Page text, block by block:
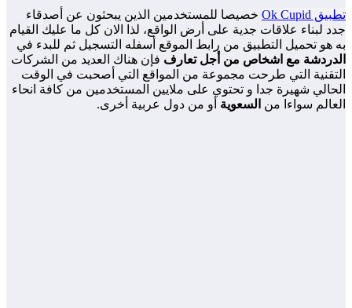
تطبيق Ok Cupid
خصيصا للمستخدمين الذين يبحثون عن أصدقاء
جدد لبناء علاقات جدية على أرض الواقع، لذا الان كل ما عليك القيام
به هو تحميل التطبيق من رابط الموقع أسفله التسجيل ثم للبدء في
الدردشة مع اشخاص من أجل تعارف فإن هناك العديد من الشركات
التقنية التي طرحت مجموعة من المواقع التي أصحبت في الوقت
الحالي شهيرة جدا و تحتوي على ملايين المستخدمين من كافة انحاء
العالم سواءا من السعوية أو من دول عربية أخرى.